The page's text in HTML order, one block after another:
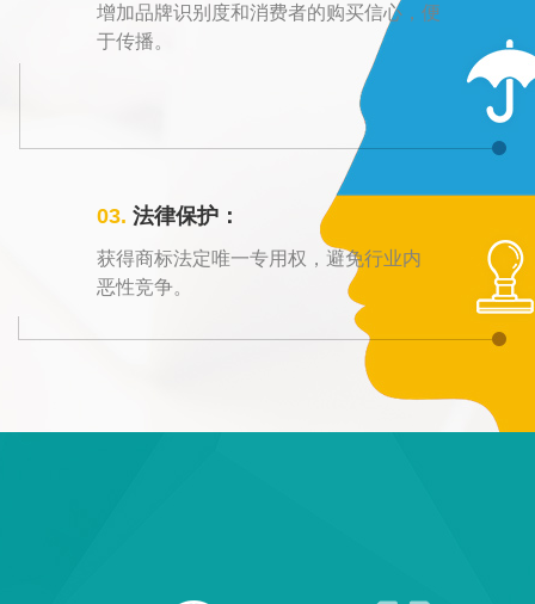
增加品牌识别度和消费者的购买信心，便
于传播。
03. 法律保护：
获得商标法定唯一专用权，避免行业内
恶性竞争。